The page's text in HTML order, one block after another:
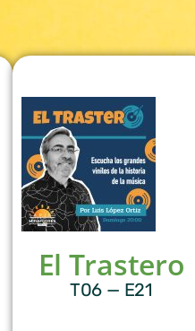
El Trastero
T06 — E21